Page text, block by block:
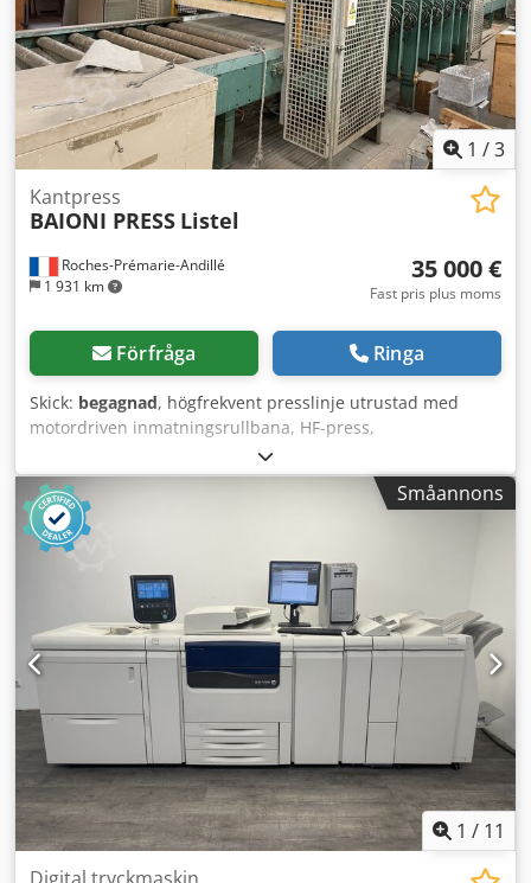
1 /3
Roches-Prémarie-Andillé
1 931 km
Kantpress
BAIONI PRESS Listel
35 000 €
Fast pris plus moms
Förfråga Ringa
Skick: begagnad, högfrekvent presslinje utrustad med
motordriven inmatningsrullbana, HF-press,
utmatningstransportör Dkedpszhrdbsfx Aicer
Småannons
1 / 11